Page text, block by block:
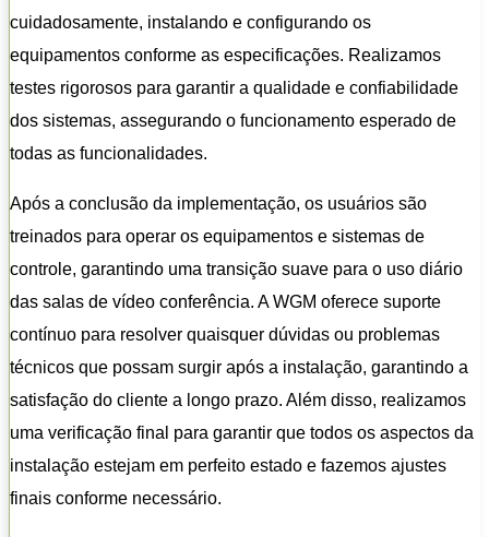
cuidadosamente, instalando e configurando os
equipamentos conforme as especificações. Realizamos
testes rigorosos para garantir a qualidade e confiabilidade
dos sistemas, assegurando o funcionamento esperado de
todas as funcionalidades.
Após a conclusão da implementação, os usuários são
treinados para operar os equipamentos e sistemas de
controle, garantindo uma transição suave para o uso diário
das salas de vídeo conferência. A WGM oferece suporte
contínuo para resolver quaisquer dúvidas ou problemas
técnicos que possam surgir após a instalação, garantindo a
satisfação do cliente a longo prazo. Além disso, realizamos
uma verificação final para garantir que todos os aspectos da
instalação estejam em perfeito estado e fazemos ajustes
finais conforme necessário.